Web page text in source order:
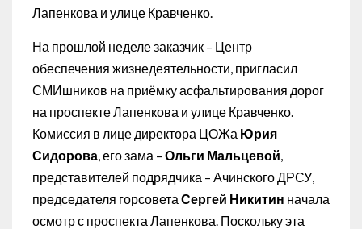
Лапенкова и улице Кравченко.
На прошлой неделе заказчик – Центр
обеспечения жизнедеятельности, пригласил
СМИшников на приёмку асфальтирования дорог
на проспекте Лапенкова и улице Кравченко.
Комиссия в лице директора ЦОЖа Юрия
Сидорова , его зама – Ольги Мальцевой
представителей подрядчика – Ачинского ДРСУ,
председателя горсовета Сергей Никитин начала
осмотр с проспекта Лапенкова. Поскольку эта